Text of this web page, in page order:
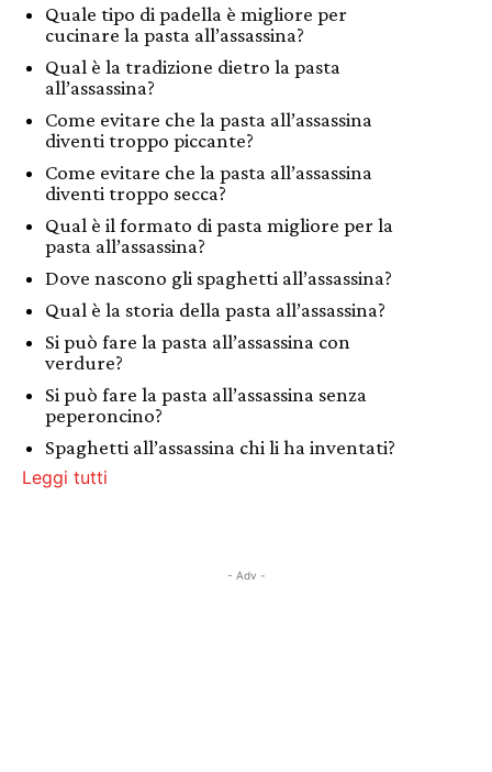
Quale tipo di padella è migliore per
cucinare la pasta all’assassina?
Qual è la tradizione dietro la pasta
all’assassina?
Come evitare che la pasta all’assassina
diventi troppo piccante?
Come evitare che la pasta all’assassina
diventi troppo secca?
Qual è il formato di pasta migliore per la
pasta all’assassina?
Dove nascono gli spaghetti all’assassina?
Qual è la storia della pasta all’assassina?
Si può fare la pasta all’assassina con
verdure?
Si può fare la pasta all’assassina senza
peperoncino?
Spaghetti all’assassina chi li ha inventati?
Leggi tutti
- Adv -